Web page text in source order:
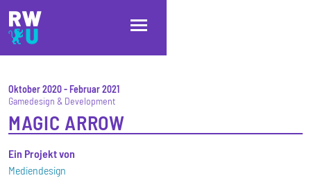
Direkt zum Inhalt
Direkt zur Hauptnavigation
Direkt zum Fußbereich
Oktober 2020- Februar 2021
Gamedesign & Development
MAGIC ARROW
Ein Projekt von
Mediendesign